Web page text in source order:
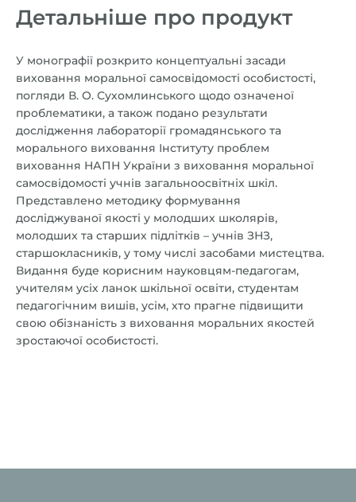
Детальніше про продукт
У монографії розкрито концептуальні засади
виховання моральної самосвідомості особистості,
погляди В. О. Сухомлинського щодо означеної
проблематики, а також подано результати
дослідження лабораторії громадянського та
морального виховання Інституту проблем
виховання НАПН України з виховання моральної
самосвідомості учнів загальноосвітніх шкіл.
Представлено методику формування
досліджуваної якості у молодших школярів,
молодших та старших підлітків – учнів ЗНЗ,
старшокласників, у тому числі засобами мистецтва.
Видання буде корисним науковцям-педагогам,
учителям усіх ланок шкільної освіти, студентам
педагогічним вишів, усім, хто прагне підвищити
свою обізнаність з виховання моральних якостей
зростаючої особистості.